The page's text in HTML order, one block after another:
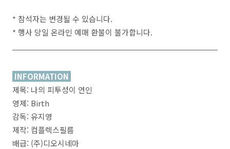
* 참석자는 변경될 수 있습니다.
* 행사 당일 온라인 예매 환불이 불가합니다.
INFORMATION
제목: 나의 피투성이 연인
영제: Birth
감독: 유지영
제작: 컴플렉스필름
배급: (주)디오시네마